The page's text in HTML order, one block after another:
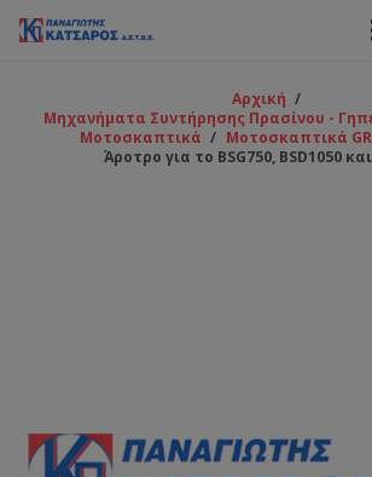
Αρχική /
Μηχανήματα Συντήρησης Πρασίνου -
Μοτοσκαπτικά / Μοτοσκαπτικά
Άροτρο για το BSG750, BSD1050